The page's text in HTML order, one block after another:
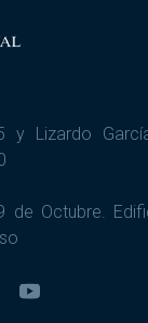
y Lizardo
de Octubre.